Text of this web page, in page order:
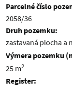
Parcelné číslo
2058/36
Druh pozemku:
zastavaná plocha a
Výmera pozemku
25 m2
Register: